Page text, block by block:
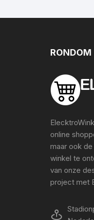
RONDOM
online
maar ook
winkel te
van onze
project met